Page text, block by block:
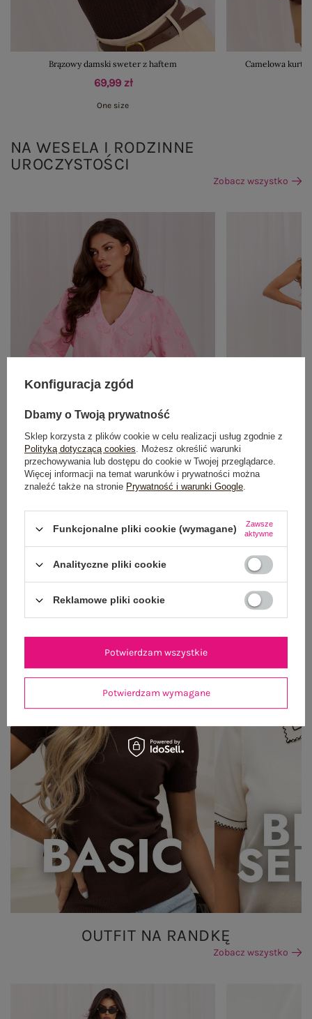
Brązowy damski sweter z haftem
69,99 zł
One size
Camelowa
NA WESELA I RODZINNE
UROCZYSTOŚCI
Zobacz wszystko
OUTFIT NA RANDKĘ
Zobacz wszystko
Konfiguracja zgód
Dbamy o Twoją prywatność
Sklep korzysta z plików cookie w celu realizacji usług zgodnie z
Polityką dotyczącą cookies. Możesz określić warunki
przechowywania lub dostępu do cookie w Twojej przeglądarce.
Więcej informacji na temat warunków i prywatności można
znaleźć także na stronie Prywatność i warunki Google.
Funkcjonalne pliki cookie (wymagane)
Zawsze
aktywne
Analityczne pliki cookie
Reklamowe pliki cookie
Potwierdzam wymagane
Potwierdzam wszystkie